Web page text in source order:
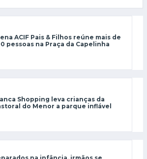
ACIF Pais & Filhos reúne mais de
pessoas na Praça da Capelinha
Shopping leva crianças da
do Menor a parque inflável